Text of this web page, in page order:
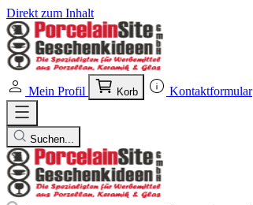
Direkt zum Inhalt
Mein Profil Korb Kontaktformular
Suchen...